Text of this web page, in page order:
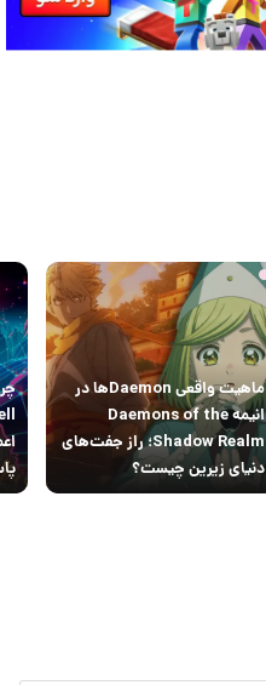
ماهیت واقعی Daemonها در
انیمه Daemons of the
Shadow Realm؛ راز جفت‌های
دنیای زیرین چیست؟